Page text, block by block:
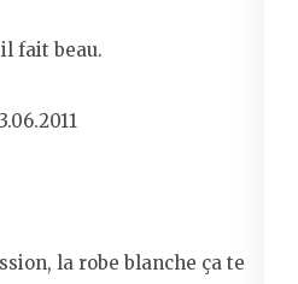
fait beau.
la robe blanche ça te